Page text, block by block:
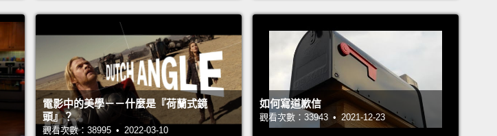
電影中的美學－－什麼是『荷蘭式鏡
頭』？
觀看次數：38995 • 2022-03-10
如何寫道歉信
觀看次數：33943 • 2021-12-23